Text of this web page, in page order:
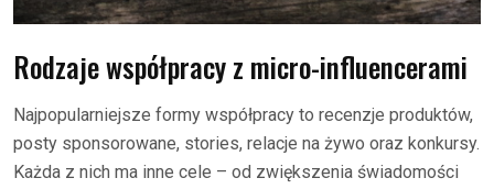
Rodzaje współpracy z micro-influencerami
Najpopularniejsze formy współpracy to recenzje produktów,
posty sponsorowane, stories, relacje na żywo oraz konkursy.
Każda z nich ma inne cele – od zwiększenia świadomości